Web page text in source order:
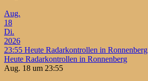
Aug.
18
Di.
2026
23:55 Heute Radarkontrollen in Ronnenberg
Heute Radarkontrollen in Ronnenberg
Aug. 18 um 23:55